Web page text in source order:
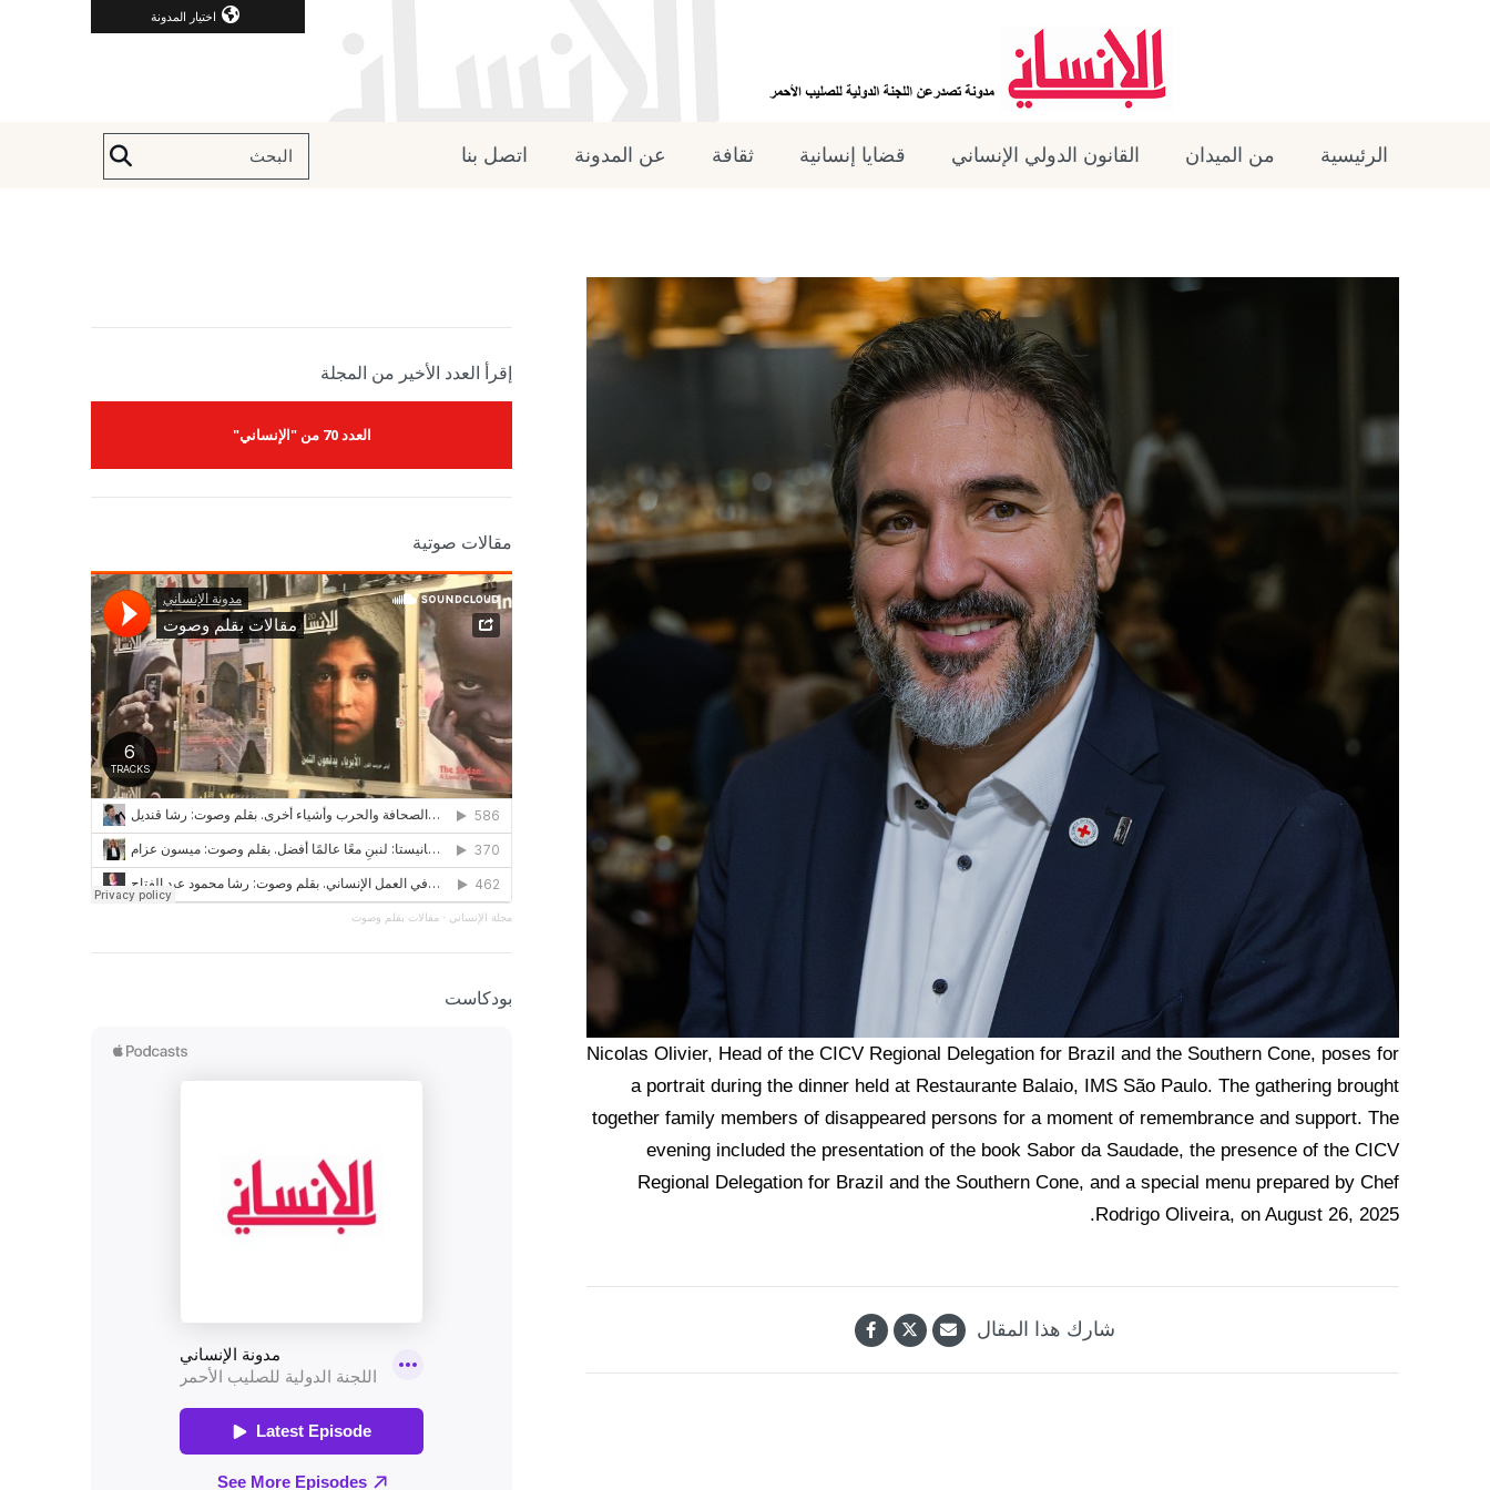
اختيار المدونة
الرئيسية من الميدان القانون الدولي الإنساني قضايا إنسانية ثقافة عن المدونة اتصل بنا
Nicolas Olivier, Head of the CICV Regional Delegation for Brazil and the Southern Cone, poses for
a portrait during the dinner held at Restaurante Balaio, IMS São Paulo. The gathering brought
together family members of disappeared persons for a moment of remembrance and support. The
evening included the presentation of the book Sabor da Saudade, the presence of the CICV
Regional Delegation for Brazil and the Southern Cone, and a special menu prepared by Chef
Rodrigo Oliveira, on August 26, 2025.
شارك هذا المقال
إقرأ العدد الأخير من المجلة
العدد 70 من "الإنساني"
مقالات صوتية
مجلة الإنساني · مقالات بقلم وصوت
بودكاست